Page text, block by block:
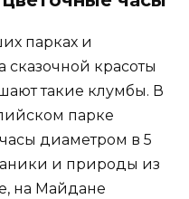
парках и
сказочной красоты
такие клумбы. В
парке
диаметром в 5
и природы из
на Майдане